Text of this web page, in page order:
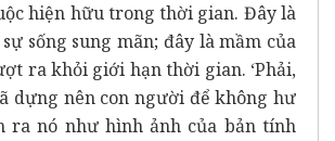
hiện hữu trong thời gian. Đây là
sống sung mãn; đây là mầm của
ra khỏi giới hạn thời gian. ‘Phải,
dựng nên con người để không hư
ra nó như hình ảnh của bản tính